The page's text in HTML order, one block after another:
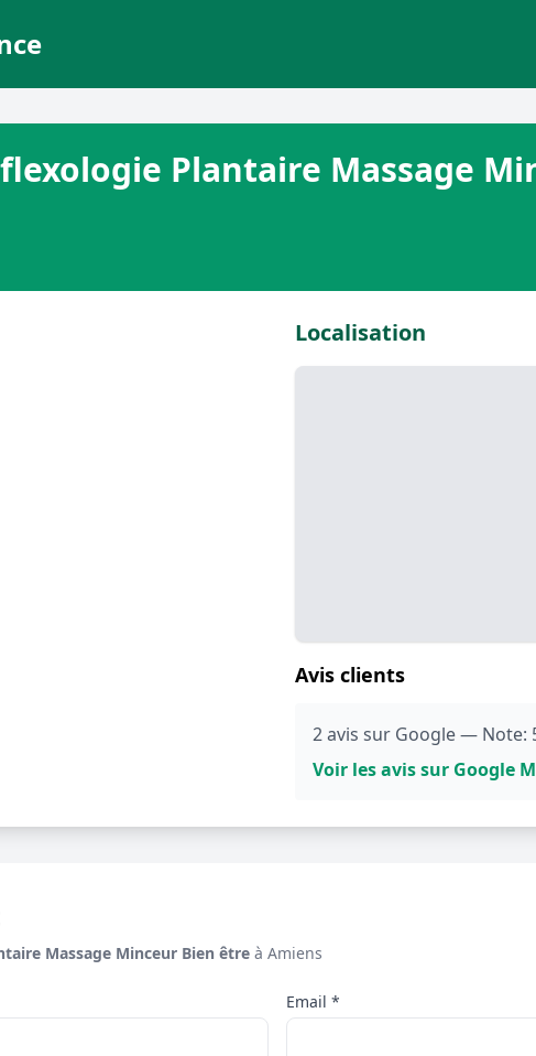
Plantaire Massage
Localisation
Avis clients
2 avis sur Google — Note:
Voir les avis sur Google
Massage Minceur Bien être à Amiens
Email *